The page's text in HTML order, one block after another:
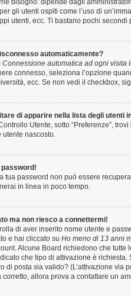
bisogno: dipende dagli
gli utenti ospiti come l’uso di
utenti, ecc. Ti bastano pochi
automaticamente?
Connessione automatica ad ogni visita
connesso, seleziona l’opzione
ecc. Se non vedi il checkbox,
di apparire nella lista degli utenti
Utente, sotto “Preferenze”, trovi
utente nascosto.
password!
tua password non può essere
in linea in poco tempo.
ma non riesco a connettermi!
di aver inserito nome utente e
e hai cliccato su Ho meno di 13 anni
Alcune Board richiedono che
che tipo di attivazione è
di posta sia valido? (L’attivazione via
corretto, allora prova a contattare un